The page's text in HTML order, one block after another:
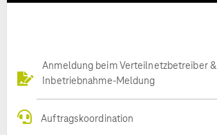
Anmeldung beim Verteilnetzbetreiber &
Inbetriebnahme-Meldung
Auftragskoordination